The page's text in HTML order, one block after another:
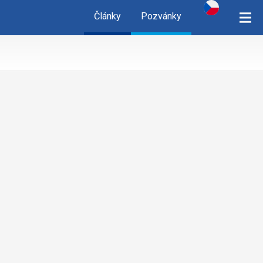
Články Pozvánky